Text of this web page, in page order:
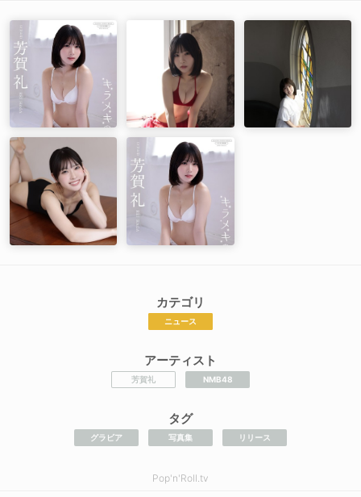
カテゴリ
ニュース
アーティスト
芳賀礼 NMB48
タグ
グラビア 写真集 リリース
Pop'n'Roll.tv